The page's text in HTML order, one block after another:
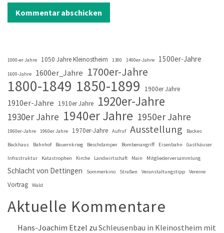
1000-er Jahre 1050 Jahre Kleinostheim 1300 1400er-Jahre 1500er-Jahre
1600-Jahre 1600er_Jahre 1700er-Jahre
1800-1849 1850-1899 1900er Jahre
1910er-Jahre 1910er Jahre 1920er-Jahre
1930er Jahre 1940er Jahre 1950er Jahre
1960er-Jahre 1960er Jahre 1970er-Jahre Aufruf Ausstellung Backes
Backhaus Bahnhof Bauernkrieg Beschdamper Bombenangriff Eisenbahn Gasthäuser
Infrastruktur Katastrophen Kirche Landwirtschaft Main Mitgliederversammlung
Schlacht von Dettingen Sommerkino Straßen Veranstaltungstipp Vereine
Vortrag Wald
Aktuelle Kommentare
Hans-Joachim Etzel zu Schleusenbau in Kleinostheim mit